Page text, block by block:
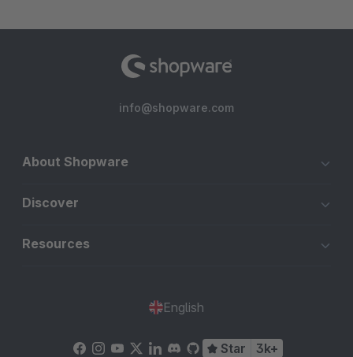
info@shopware.com
About Shopware
Discover
Resources
English
Star 3k+